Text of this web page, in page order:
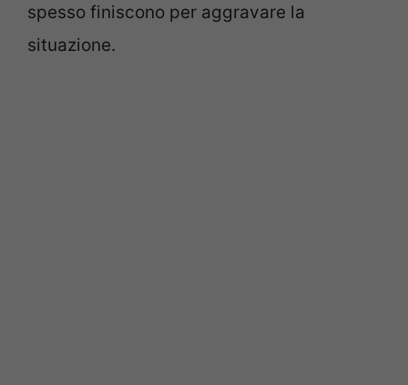
spesso finiscono per aggravare la
situazione.